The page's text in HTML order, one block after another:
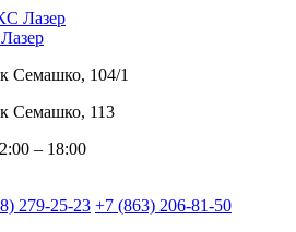
Семашко, 104/1
Семашко, 113
– 18:00
279-25-23 +7 (863) 206-81-50